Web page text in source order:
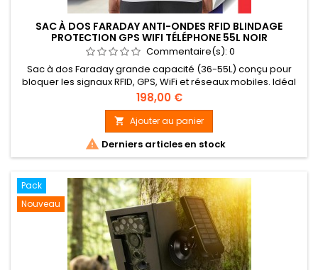
SAC À DOS FARADAY ANTI-ONDES RFID BLINDAGE
PROTECTION GPS WIFI TÉLÉPHONE 55L NOIR
Commentaire(s): 0
Sac à dos Faraday grande capacité (36-55L) conçu pour
bloquer les signaux RFID, GPS, WiFi et réseaux mobiles. Idéal
pour protéger vos appareils électroniques contre le
piratage, le tracking et les interférences
électromagnétiques.
Prix
198,00 €
 Ajouter au panier
 Derniers articles en stock
Pack
Nouveau